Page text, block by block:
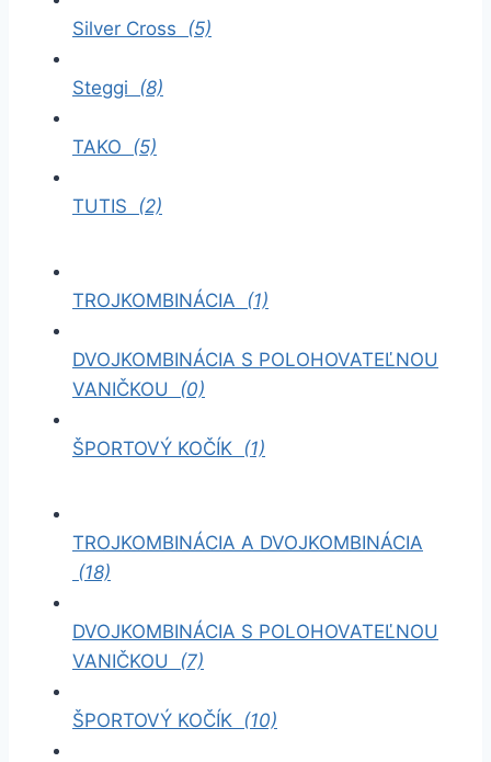
Silver Cross (5)
Steggi (8)
TAKO (5)
TUTIS (2)
TROJKOMBINÁCIA (1)
DVOJKOMBINÁCIA S POLOHOVATEĽNOU
VANIČKOU (0)
ŠPORTOVÝ KOČÍK (1)
TROJKOMBINÁCIA A DVOJKOMBINÁCIA
(18)
DVOJKOMBINÁCIA S POLOHOVATEĽNOU
VANIČKOU (7)
ŠPORTOVÝ KOČÍK (10)